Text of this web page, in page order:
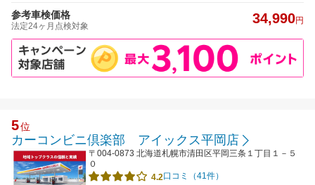
参考車検価格
法定24ヶ月点検対象 34,990円
5位
カーコンビニ倶楽部 アイックス平岡店
〒004-0873 北海道札幌市清田区平岡三条１丁目１－５
０
4.2口コミ（41件）